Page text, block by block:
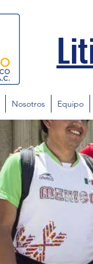
Nosotros Equipo